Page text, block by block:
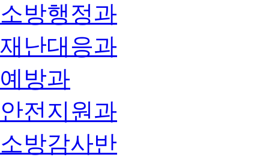
소방행정과
재난대응과
예방과
안전지원과
소방감사반